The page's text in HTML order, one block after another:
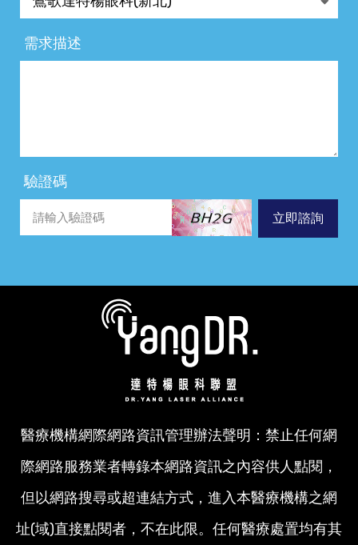
需求描述
驗證碼
立即諮詢
醫療機構網際網路資訊管理辦法聲明：禁止任何網
際網路服務業者轉錄本網路資訊之內容供人點閱，
但以網路搜尋或超連結方式，進入本醫療機構之網
址(域)直接點閱者，不在此限。任何醫療處置均有其